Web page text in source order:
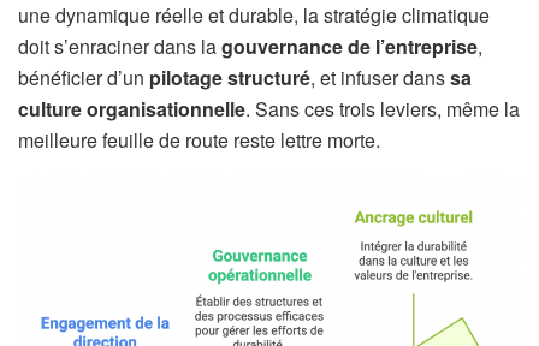
une dynamique réelle et durable, la stratégie climatique
doit s’enraciner dans lagouvernance de l’entreprise,
bénéficier d’un pilotage structuré, et infuser danssa
culture organisationnelle. Sans ces trois leviers, même la
meilleure feuille de route reste lettre morte.